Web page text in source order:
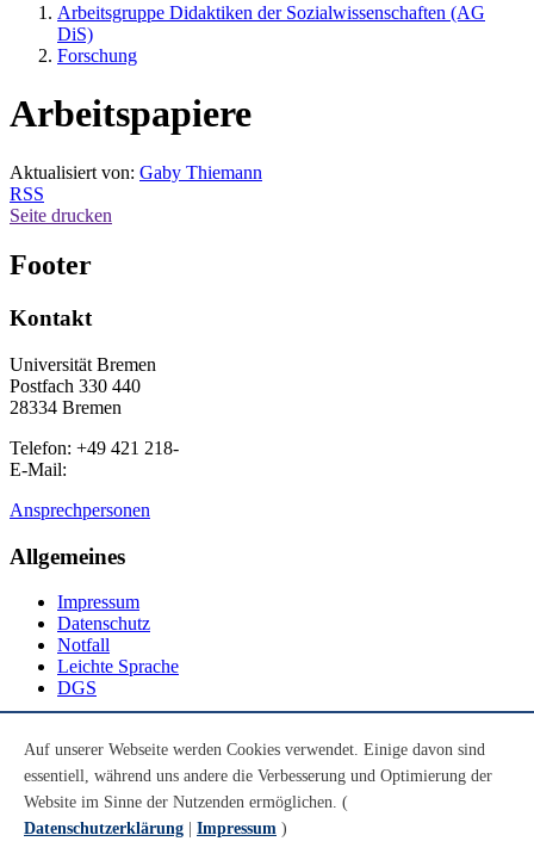
Arbeitsgruppe Didaktiken der Sozialwissenschaften (AG
DiS)
Forschung
Arbeitspapiere
Aktualisiert von: Gaby Thiemann
RSS
Seite drucken
Footer
Kontakt
Universität Bremen
Postfach 330 440
28334 Bremen
Telefon: +49 421 218-
E-Mail:
Ansprechpersonen
Allgemeines
Impressum
Datenschutz
Notfall
Leichte Sprache
DGS
Youtube
Instagram
LinkedIn
Auf unserer Webseite werden Cookies verwendet. Einige davon sind
essentiell, während uns andere die Verbesserung und Optimierung der
Website im Sinne der Nutzenden ermöglichen. (
Datenschutzerklärung
Impressum )